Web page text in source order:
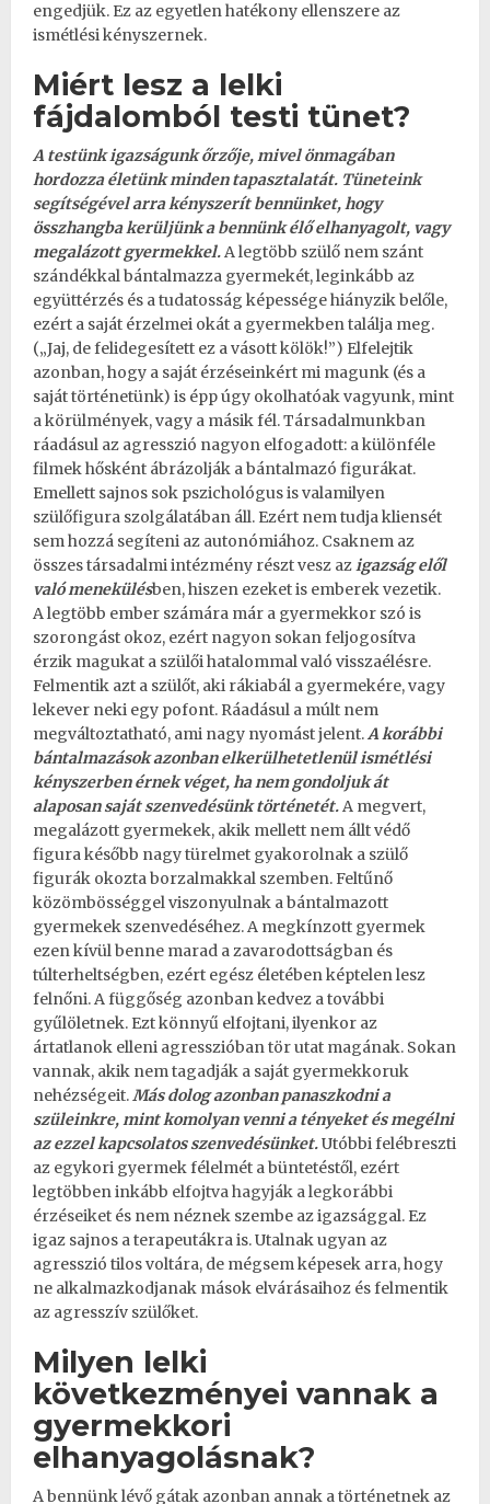
engedjük. Ez az egyetlen hatékony ellenszere az
ismétlési kényszernek.
Miért lesz a lelki
fájdalomból testi tünet?
A testünk igazságunk őrzője, mivel önmagában
hordozza életünk minden tapasztalatát. Tüneteink
segítségévelarra kényszerít bennünket, hogy
összhangba kerüljünk a bennünk élő elhanyagolt, vagy
megalázott gyermekkel.A legtöbb szülő nem szánt
szándékkal bántalmazza gyermekét, leginkább az
együttérzés és a tudatosság képessége hiányzik belőle,
ezért a saját érzelmei okát a gyermekben találja meg.
(„Jaj, de felidegesített ez a vásott kölök!”) Elfelejtik
azonban, hogy a saját érzéseinkért mi magunk (és a
saját történetünk) is épp úgy okolhatóak vagyunk, mint
a körülmények, vagy a másik fél. Társadalmunkban
ráadásul az agresszió nagyon elfogadott: a különféle
filmek hősként ábrázolják a bántalmazó figurákat.
Emellett sajnos sok pszichológus is valamilyen
szülőfigura szolgálatában áll. Ezért nem tudja kliensét
sem hozzá segíteni az autonómiához. Csaknem az
összes társadalmi intézmény részt vesz azigazság elől
való menekülésben, hiszen ezeket is emberek vezetik.
A legtöbb ember számára már a gyermekkor szó is
szorongást okoz, ezért nagyon sokan feljogosítva
érzik magukat a szülői hatalommal való visszaélésre.
Felmentik azt a szülőt, aki rákiabál a gyermekére, vagy
lekever neki egy pofont. Ráadásul a múlt nem
megváltoztatható, ami nagy nyomást jelent.A korábbi
bántalmazások azonban elkerülhetetlenül ismétlési
kényszerben érnek véget, ha nem gondoljuk át
alaposan saját szenvedésünk történetét.A megvert,
megalázott gyermekek, akik mellett nem állt védő
figura később nagy türelmet gyakorolnak a szülő
figurák okozta borzalmakkal szemben. Feltűnő
közömbösséggel viszonyulnak a bántalmazott
gyermekek szenvedéséhez. A megkínzott gyermek
ezen kívül benne marad a zavarodottságban és
túlterheltségben, ezért egész életében képtelen lesz
felnőni. A függőség azonban kedvez a további
gyűlöletnek. Ezt könnyű elfojtani, ilyenkor az
ártatlanok elleni agresszióban tör utat magának. Sokan
vannak, akik nem tagadják a saját gyermekkoruk
nehézségeit.Más dolog azonban panaszkodni a
szüleinkre, mint komolyan venni a tényeket és megélni
az ezzel kapcsolatos szenvedésünket.Utóbbi felébreszti
az egykori gyermek félelmét a büntetéstől, ezért
legtöbben inkább elfojtva hagyják a legkorábbi
érzéseiket és nem néznek szembe az igazsággal. Ez
igaz sajnos a terapeutákra is. Utalnak ugyan az
agresszió tilos voltára, de mégsem képesek arra, hogy
ne alkalmazkodjanak mások elvárásaihoz és felmentik
az agresszív szülőket.
Milyen lelki
következményei vannak a
gyermekkori
elhanyagolásnak?
A bennünk lévő gátak azonban annak a történetnek az